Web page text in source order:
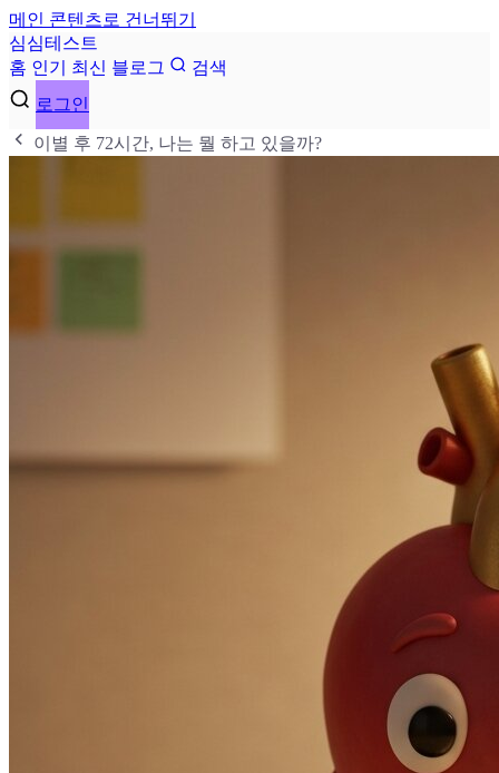
메인 콘텐츠로 건너뛰기
심심테 스 트
홈 인기 최신 블로그
검색
로그인
이별 후 72시간, 나는 뭘 하고 있을까?